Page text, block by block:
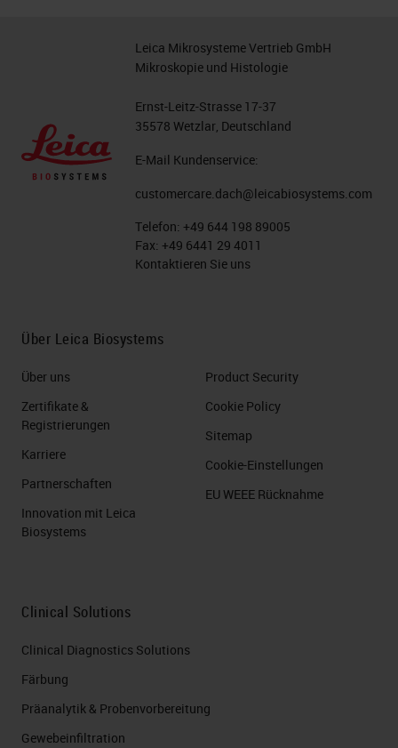
Leica Mikrosysteme Vertrieb GmbH
Mikroskopie und Histologie
Ernst-Leitz-Strasse 17-37
35578 Wetzlar, Deutschland
E-Mail Kundenservice:
customercare.dach@leicabiosystems.com
Telefon: +49 644 198 89005
Fax: +49 6441 29 4011
Kontaktieren Sie uns
Über Leica Biosystems
Über uns
Zertifikate &
Registrierungen
Karriere
Partnerschaften
Innovation mit Leica
Biosystems
Product Security
Cookie Policy
Sitemap
Cookie-Einstellungen
EU WEEE Rücknahme
Clinical Solutions
Clinical Diagnostics Solutions
Färbung
Präanalytik & Probenvorbereitung
Gewebeinfiltration